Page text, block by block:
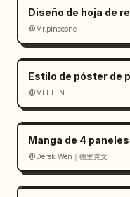
Diseño de hoja de
@Mr.pinecone
Estilo de póster de
@MELTEN
Manga de 4
@Derek Wen｜德里克文